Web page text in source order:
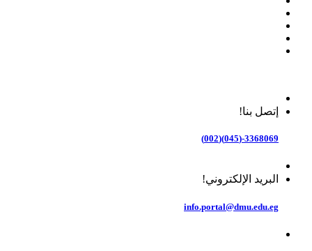
إتصل بنا!
3368069-(045)(002)
البريد الإلكتروني!
info.portal@dmu.edu.eg